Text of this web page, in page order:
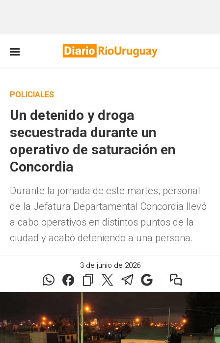
POLICIALES
Un detenido y droga
secuestrada durante un
operativo de saturación en
Concordia
Durante la jornada de este martes, personal
de la Jefatura Departamental Concordia llevó
a cabo operativos en distintos puntos de la
ciudad y acabó deteniendo a una persona.
3 de junio de 2026